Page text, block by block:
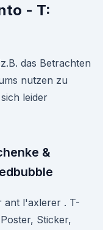
- T:
das Betrachten
nutzen zu
leider
&
ant l'axlerer . T-
Sticker,